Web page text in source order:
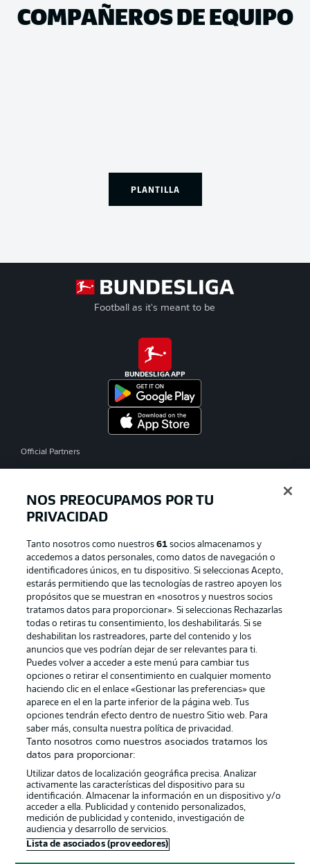
COMPAÑEROS DE EQUIPO
PLANTILLA
Football as it's meant to be
BUNDESLIGA APP
Official Partners
Publicidad Aviso legal
Gestionar las preferencias Declaracion de privacidad
Canales Trabajos
Jugadores Condiciones de uso
Sello Editorial Contacto
© 2026 Bundesliga-Gruppe GmbH
NOS PREOCUPAMOS POR TU
PRIVACIDAD
Tanto nosotros como nuestros61 socios almacenamos y
accedemos a datos personales, como datos de navegación o
identificadores únicos, en tu dispositivo. Si seleccionas Acepto,
estarás permitiendo que las tecnologías de rastreo apoyen los
propósitos que se muestran en «nosotros y nuestros socios
tratamos datos para proporcionar». Si seleccionas Rechazarlas
todas o retiras tu consentimiento, los deshabilitarás. Si se
deshabilitan los rastreadores, parte del contenido y los
anuncios que ves podrían dejar de ser relevantes para ti.
Puedes volver a acceder a este menú para cambiar tus
opciones o retirar el consentimiento en cualquier momento
haciendo clic en el enlace «Gestionar las preferencias» que
aparece en el en la parte inferior de la página web. Tus
opciones tendrán efecto dentro de nuestro Sitio web. Para
saber más, consulta nuestra política de privacidad.
Tanto nosotros como nuestros asociados tratamos los
datos para proporcionar:
Utilizar datos de localización geográfica precisa. Analizar
activamente las características del dispositivo para su
identificación. Almacenar la información en un dispositivo y/o
acceder a ella. Publicidad y contenido personalizados,
medición de publicidad y contenido, investigación de
audiencia y desarrollo de servicios.
Lista de asociados (proveedores)